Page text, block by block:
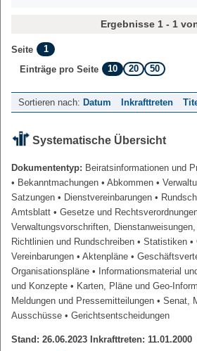
Ergebnisse 1 - 1
Seite
1
Einträge pro Seite
10 20 50
Sortieren nach: Datum Inkrafttreten
Systematische Übersicht
Dokumententyp: Beiratsinformationen und
• Bekanntmachungen • Abkommen •
Satzungen • Dienstvereinbarungen •
Amtsblatt • Gesetze und
Verwaltungsvorschriften,
Richtlinien und Rundschreiben • Statistiken •
Vereinbarungen • Aktenpläne •
Organisationspläne • Informationsmaterial
und Konzepte • Karten, Pläne und Geo-
Meldungen und Pressemitteilungen • Senat,
Ausschüsse • Gerichtsentscheidungen
Stand: 26.06.2023 Inkrafttreten: 11.01.2000